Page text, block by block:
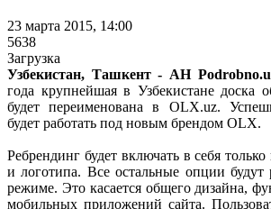
23 марта 2015, 14:00
5638
Загрузка
Узбекистан, Ташкент - АН
года крупнейшая в Узбекистане доска
будет переименована в OLX.uz.
будет работать под новым брендом OLX.
Ребрендинг будет включать в себя
и логотипа. Все остальные опции будут
режиме. Это касается общего дизайна,
мобильных приложений сайта.